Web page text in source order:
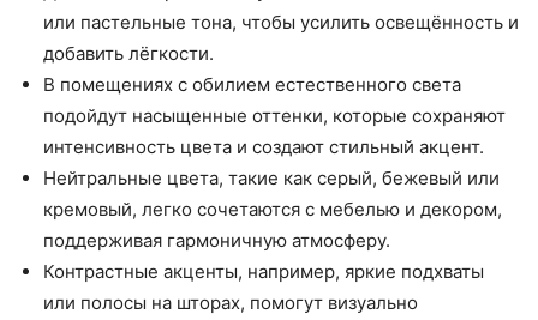
или пастельные тона, чтобы усилить освещённость и
добавить лёгкости.
В помещениях с обилием естественного света
подойдут насыщенные оттенки, которые сохраняют
интенсивность цвета и создают стильный акцент.
Нейтральные цвета, такие как серый, бежевый или
кремовый, легко сочетаются с мебелью и декором,
поддерживая гармоничную атмосферу.
Контрастные акценты, например, яркие подхваты
или полосы на шторах, помогут визуально